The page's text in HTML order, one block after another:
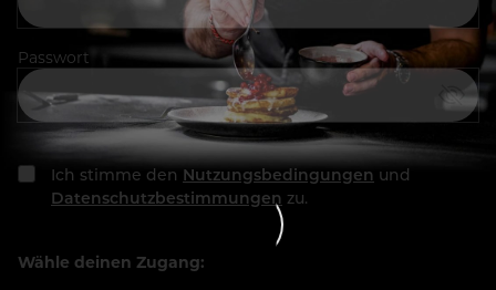
Passwort
Ich stimme den Nutzungsbedingungen und
Datenschutzbestimmungen zu.
Wähle deinen Zugang: